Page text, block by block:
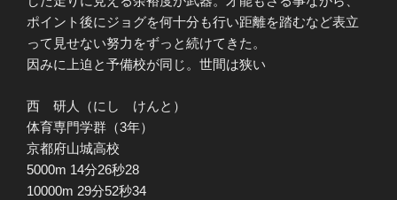
ポイント後にジョグを何十分も行い距離を踏むなど表立
って見せない努力をずっと続けてきた。
因みに上迫と予備校が同じ。世間は狭い
西 研人（にし けんと）
体育専門学群（3年）
京都府山城高校
5000m 14分26秒28
10000m 29分52秒34